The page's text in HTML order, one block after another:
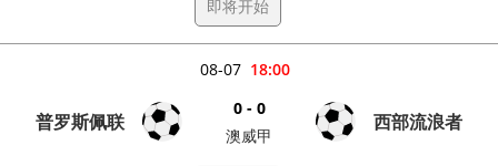
即将开始
18:00
08-07
普罗斯佩联
0 - 0
澳威甲
西部流浪者